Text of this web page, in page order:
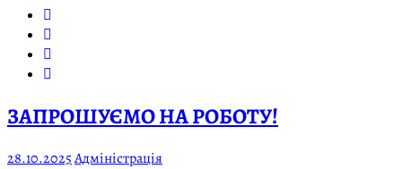
ЗАПРОШУЄМО НА РОБОТУ!
28.10.2025Адміністрація